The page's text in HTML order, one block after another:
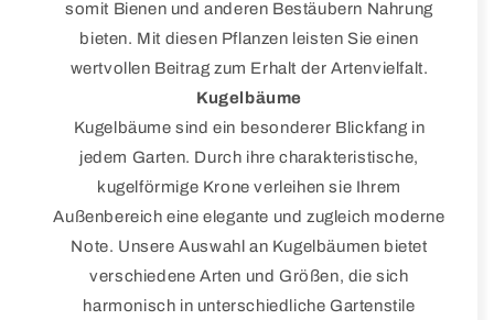
somit Bienen und anderen Bestäubern Nahrung
bieten. Mit diesen Pflanzen leisten Sie einen
wertvollen Beitrag zum Erhalt der Artenvielfalt.
Kugelbäume
Kugelbäume sind ein besonderer Blickfang in
jedem Garten. Durch ihre charakteristische,
kugelförmige Krone verleihen sie Ihrem
Außenbereich eine elegante und zugleich moderne
Note. Unsere Auswahl an Kugelbäumen bietet
verschiedene Arten und Größen, die sich
harmonisch in unterschiedliche Gartenstile